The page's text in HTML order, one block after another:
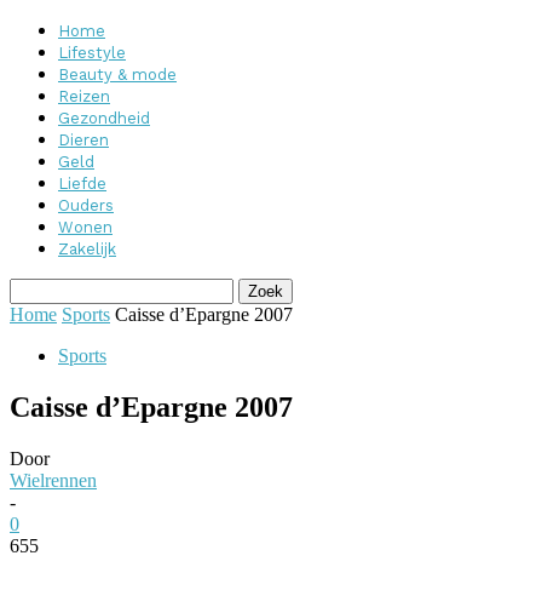
Home
Lifestyle
Beauty & mode
Reizen
Gezondheid
Dieren
Geld
Liefde
Ouders
Wonen
Zakelijk
Home Sports Caisse d’Epargne 2007
Sports
Caisse d’Epargne 2007
Door
Wielrennen
-
0
655